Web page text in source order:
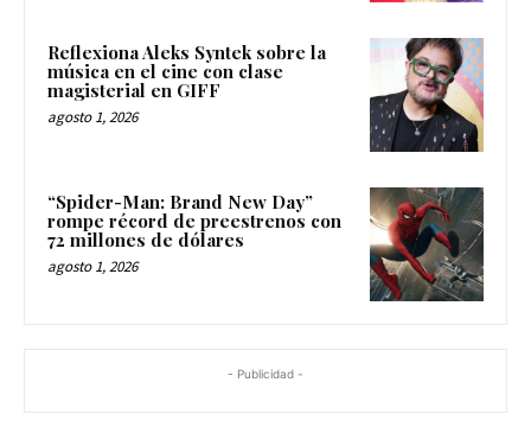
Reflexiona Aleks Syntek sobre la
música en el cine con clase
magisterial en GIFF
agosto 1, 2026
“Spider-Man: Brand New Day”
rompe récord de preestrenos con
72 millones de dólares
agosto 1, 2026
- Publicidad -